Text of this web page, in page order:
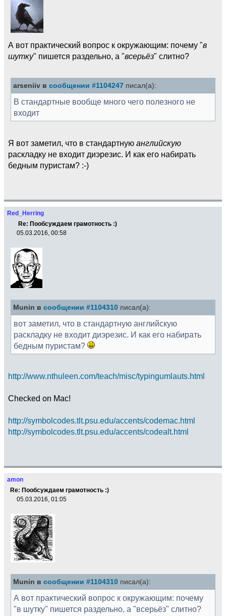
А вот практический вопрос к окружающим: почему "в
шутку" пишется раздельно, а "всерьёз" слитно?
arseniiv в сообщении #1104247 писал(а):
В стандартные вообще много чего полезного не
входит
Я вот заметил, что в стандартную английскую
раскладку не входит диэрезис. И как его набирать
бедным пуристам? :-)
Red_Herring
Re: Пообсуждаем грамотность :)
05.03.2016, 00:58
Munin в сообщении #1104310 писал(а):
вот заметил, что в стандартную английскую
раскладку не входит диэрезис. И как его набирать
бедным пуристам?
http://www.nthuleen.com/teach/misc/typingumlauts.html
Checked on Mac!
http://symbolcodes.tlt.psu.edu/accents/codemac.html
http://symbolcodes.tlt.psu.edu/accents/codealt.html
amon
Re: Пообсуждаем грамотность :)
05.03.2016, 01:05
Munin в сообщении #1104310 писал(а):
А вот практический вопрос к окружающим: почему
"в шутку" пишется раздельно, а "всерьёз" слитно?